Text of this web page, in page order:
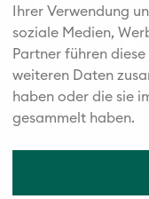
Ihrer Verwendung
soziale Medien,
Partner führen
weiteren Daten
haben oder die sie
gesammelt haben.